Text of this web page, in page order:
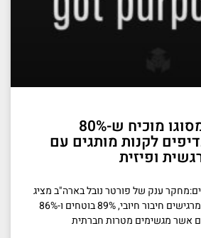
מחקר ראשון מסוגו מוכיח ש-80%
לקנות מותגים עם
ופיזית
ענק של פורטר נובל בארה"ב מציג
ש90% מהאמריקאים מרגישים חיבור חיובי, 89% בוטחים ו-86%
אשר מגשימים מטרות חברתית